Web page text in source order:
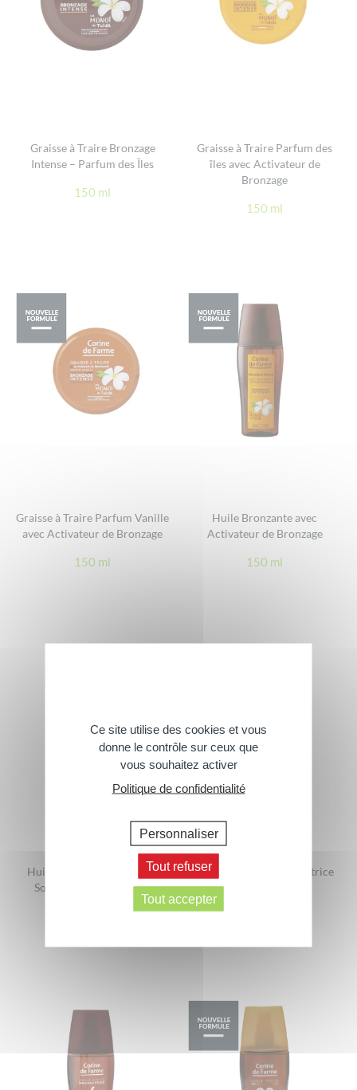
Graisse à Traire Bronzage
Intense – Parfum des Îles
150 ml
Graisse à Traire Parfum des
îles avec Activateur de
Bronzage
150 ml
Graisse à Traire Parfum Vanille
avec Activateur de Bronzage
150 ml
Huile Bronzante avec
Activateur de Bronzage
150 ml
Huile Nourrissante Après-
Soleil Corps et Cheveux
Huile Pailletée Sublimatrice
Corps & Cheveux
Ce site utilise des cookies et vous
donne le contrôle sur ceux que
vous souhaitez activer
Politique de confidentialité
Personnaliser
Tout refuser
Tout accepter